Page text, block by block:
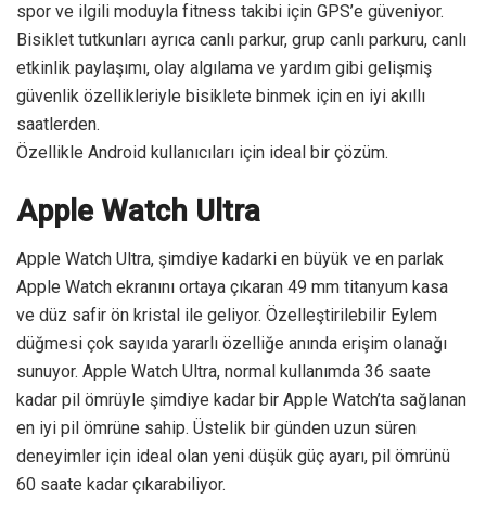
spor ve ilgili moduyla fitness takibi için GPS’e güveniyor.
Bisiklet tutkunları ayrıca canlı parkur, grup canlı parkuru, canlı
etkinlik paylaşımı, olay algılama ve yardım gibi gelişmiş
güvenlik özellikleriyle bisiklete binmek için en iyi akıllı
saatlerden.
Özellikle Android kullanıcıları için ideal bir çözüm.
Apple Watch Ultra
Apple Watch Ultra, şimdiye kadarki en büyük ve en parlak
Apple Watch ekranını ortaya çıkaran 49 mm titanyum kasa
ve düz safir ön kristal ile geliyor. Özelleştirilebilir Eylem
düğmesi çok sayıda yararlı özelliğe anında erişim olanağı
sunuyor. Apple Watch Ultra, normal kullanımda 36 saate
kadar pil ömrüyle şimdiye kadar bir Apple Watch’ta sağlanan
en iyi pil ömrüne sahip. Üstelik bir günden uzun süren
deneyimler için ideal olan yeni düşük güç ayarı, pil ömrünü
60 saate kadar çıkarabiliyor.